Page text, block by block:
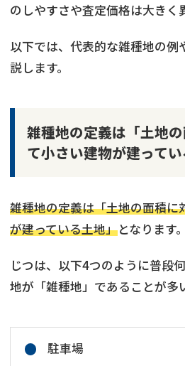
のしやすさや査定価格は大きく
以下では、代表的な雑種地の例
説します。
雑種地の定義は「土地
て小さい建物が建ってい
雑種地の定義は「土地の面積に
が建っている土地」となります。
じつは、以下4つのように普段
地が「雑種地」であることが多
駐車場